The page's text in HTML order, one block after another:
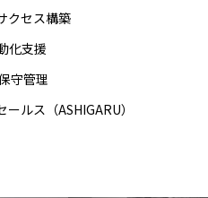
クセス構築
化支援
守管理
ルス（ASHIGARU）